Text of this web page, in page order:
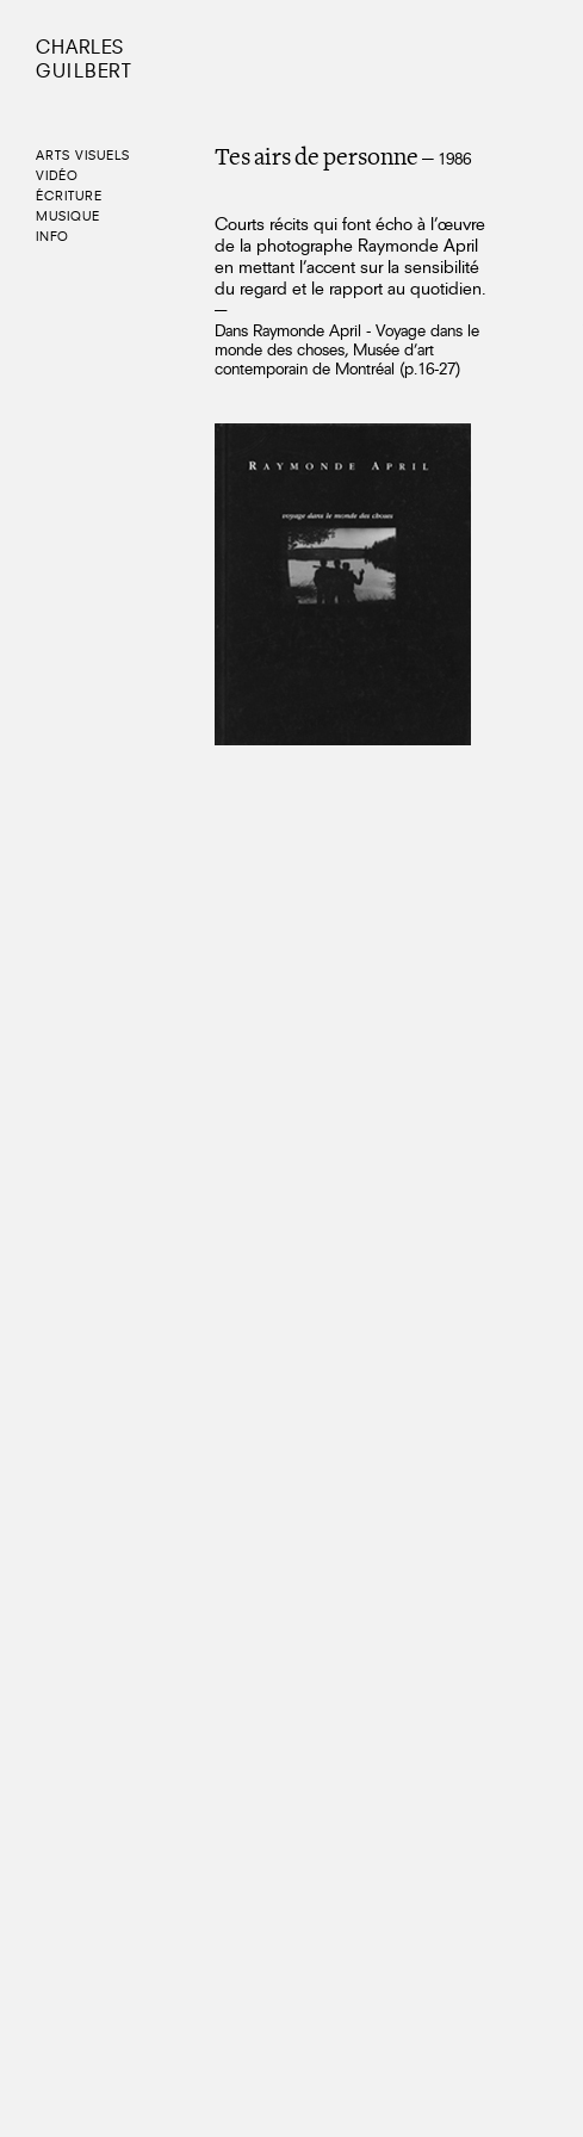
CHARLES
GUILBERT
ARTS VISUELS
VIDÉO
ÉCRITURE
MUSIQUE
INFO
Tes airs de personne — 1986
Courts récits qui font écho à l'œuvre
de la photographe Raymonde April
en mettant l'accent sur la sensibilité
du regard et le rapport au quotidien.
—
Dans Raymonde April - Voyage dans le
monde des choses, Musée d'art
contemporain de Montréal (p.16-27)